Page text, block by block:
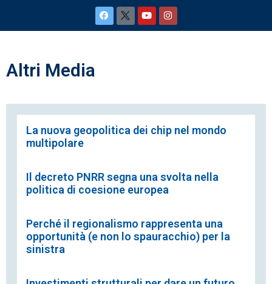
Altri Media
La nuova geopolitica dei chip nel mondo
multipolare
Il decreto PNRR segna una svolta nella
politica di coesione europea
Perché il regionalismo rappresenta una
opportunità (e non lo spauracchio) per la
sinistra